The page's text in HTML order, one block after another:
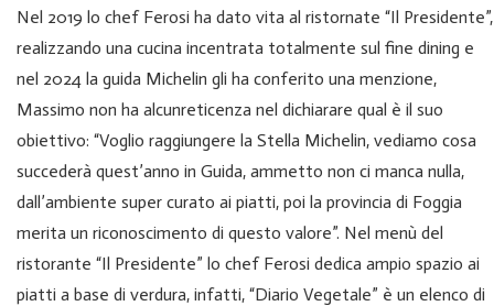
Nel 2019 lo chef Ferosi ha dato vita al ristornate “Il Presidente”,
realizzando una cucina incentrata totalmente sul fine dining e
nel 2024 la guida Michelin gli ha conferito una menzione,
Massimo non ha alcunreticenza nel dichiarare qual è il suo
obiettivo: “Voglio raggiungere la Stella Michelin, vediamo cosa
succederà quest’anno in Guida, ammetto non ci manca nulla,
dall’ambiente super curato ai piatti, poi la provincia di Foggia
merita un riconoscimento di questo valore”. Nel menù del
ristorante “Il Presidente” lo chef Ferosi dedica ampio spazio ai
piatti a base di verdura, infatti, “Diario Vegetale” è un elenco di